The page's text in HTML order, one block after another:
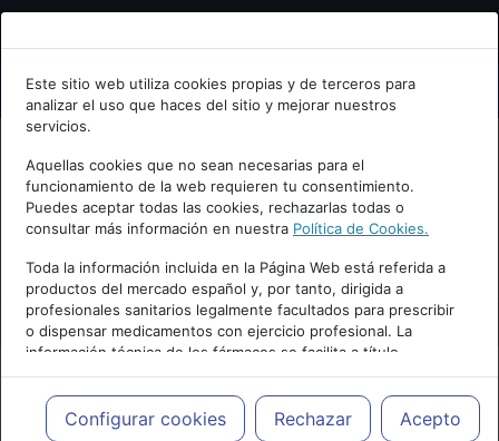
Bienvenid@ a psiquiatria.com
Escribe tu Email
Accede o regístrate con tu email.
Cancelar
Este sitio web utiliza cookies propias y de terceros para
analizar el uso que haces del sitio y mejorar nuestros
servicios.
Aquellas cookies que no sean necesarias para el
funcionamiento de la web requieren tu consentimiento.
Puedes aceptar todas las cookies, rechazarlas todas o
consultar más información en nuestra Política de Cookies.
Toda la información incluida en la Página Web está referida a
productos del mercado español y, por tanto, dirigida a
profesionales sanitarios legalmente facultados para prescribir
o dispensar medicamentos con ejercicio profesional. La
información técnica de los fármacos se facilita a título
meramente informativo, siendo responsabilidad de los
profesionales facultados prescribir medicamentos y decidir, en
cada caso concreto, el tratamiento más adecuado a las
necesidades del paciente.
Configurar cookies Rechazar Acepto
Actualidad y Artículos|